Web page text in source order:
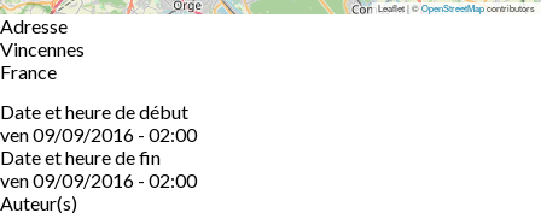
Leaflet | ©OpenStreetMapcontributors
Adresse
Vincennes
France
Date et heure de début
ven 09/09/2016 - 02:00
Date et heure de fin
ven 09/09/2016 - 02:00
Auteur(s)